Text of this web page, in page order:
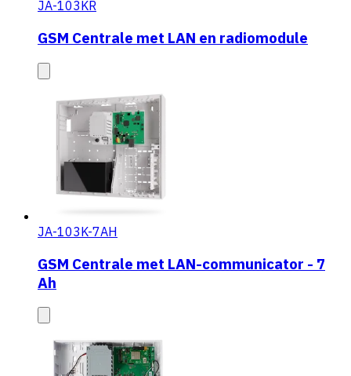
JA-103KR
GSM Centrale met LAN en radiomodule
JA-103K-7AH
GSM Centrale met LAN-communicator - 7
Ah